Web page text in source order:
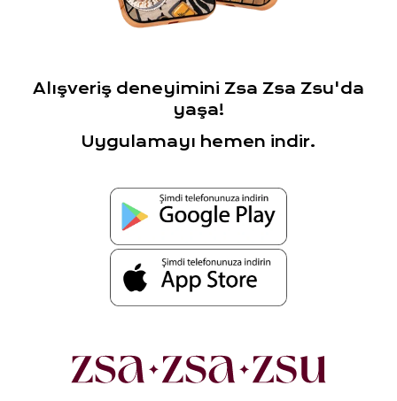
Alışveriş deneyimini Zsa Zsa Zsu'da
yaşa!
Uygulamayı hemen indir.